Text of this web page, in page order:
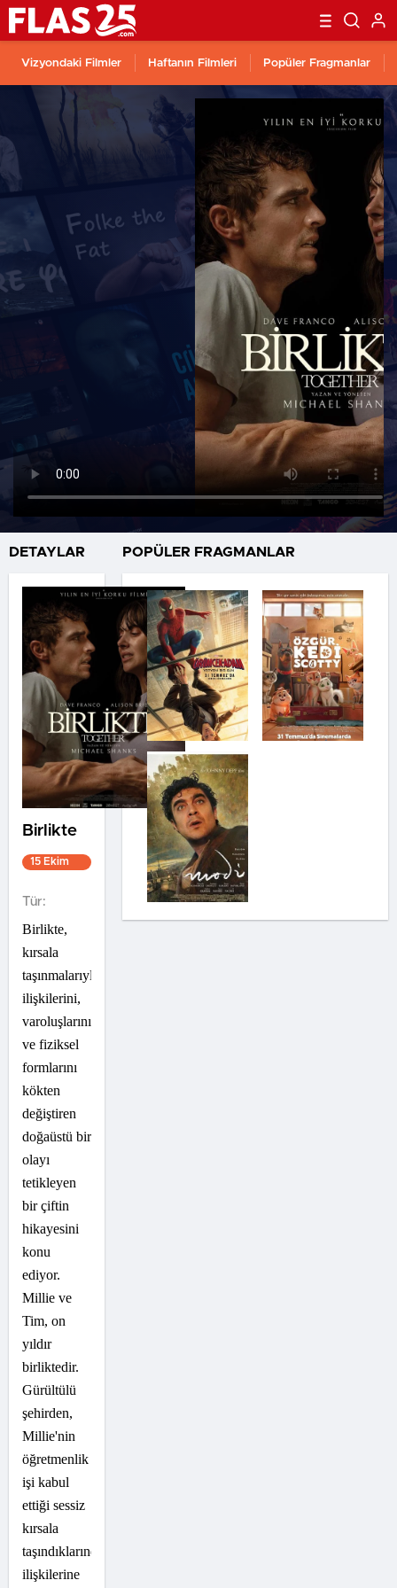
Vizyondaki Filmler Haftanın Filmleri Popüler Fragmanlar
DETAYLAR
Birlikte
15 Ekim
Tür:
Birlikte,
kırsala
taşınmalarıyla
ilişkilerini,
varoluşlarını
ve fiziksel
formlarını
kökten
değiştiren
doğaüstü bir
olayı
tetikleyen
bir çiftin
hikayesini
konu
ediyor.
Millie ve
Tim, on
yıldır
birliktedir.
Gürültülü
şehirden,
Millie'nin
öğretmenlik
işi kabul
ettiği sessiz
kırsala
taşındıklarında,
ilişkilerine
POPÜLER FRAGMANLAR